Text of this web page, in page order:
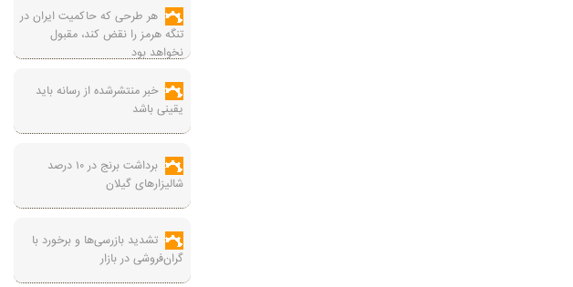
هر طرحی که حاکمیت ایران در
تنگه هرمز را نقض کند، مقبول
نخواهد بود
خبر منتشرشده از رسانه باید
یقینی باشد
برداشت برنج در ۱۰ درصد
شالیزارهای گیلان
تشدید بازرسی‌ها و برخورد با
گران‌فروشی در بازار